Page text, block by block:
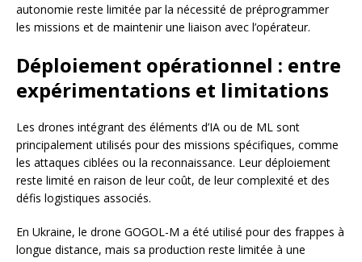
autonomie reste limitée par la nécessité de préprogrammer
les missions et de maintenir une liaison avec l’opérateur.
Déploiement opérationnel : entre
expérimentations et limitations
Les drones intégrant des éléments d’IA ou de ML sont
principalement utilisés pour des missions spécifiques, comme
les attaques ciblées ou la reconnaissance. Leur déploiement
reste limité en raison de leur coût, de leur complexité et des
défis logistiques associés.
En Ukraine, le drone GOGOL-M a été utilisé pour des frappes à
longue distance, mais sa production reste limitée à une